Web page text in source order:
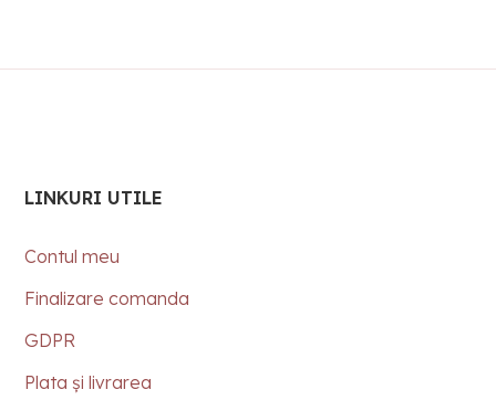
LINKURI UTILE
Contul meu
Finalizare comanda
GDPR
Plata și livrarea